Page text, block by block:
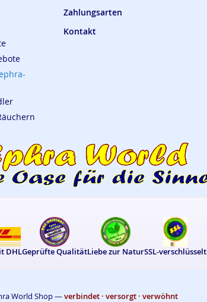
Zahlungsarten
Kontakt
DHLGeprüfte QualitätLiebe zur NaturSSL-verschlüsselt
World Shop —verbindet · versorgt · verwöhnt